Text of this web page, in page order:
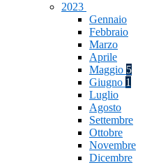
2023
Gennaio
Febbraio
Marzo
Aprile
Maggio 5
Giugno 1
Luglio
Agosto
Settembre
Ottobre
Novembre
Dicembre